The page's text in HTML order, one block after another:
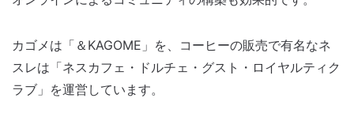
カゴメは「＆KAGOME」を、コーヒーの販売で有名なネ
スレは「ネスカフェ・ドルチェ・グスト・ロイヤルティク
ラブ」を運営しています。